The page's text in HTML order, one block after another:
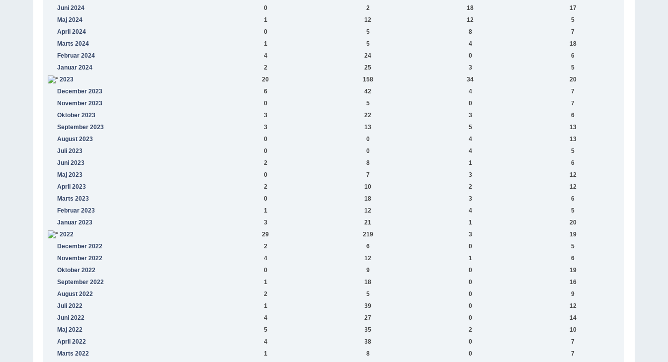
Juni 2024
0 2 18
17
Maj 2024
1 12 12
5
April 2024
0 5 8
7
Marts 2024
1 5 4
18
Februar 2024
4 24 0
6
Januar 2024
2 25 3
5
2023
20 158 34
20
December 2023
6 42 4
7
November 2023
0 5 0
7
Oktober 2023
3 22 3
6
September 2023
3 13 5
13
August 2023
0 0 4
13
Juli 2023
0 0 4
5
Juni 2023
2 8 1
6
Maj 2023
0 7 3
12
April 2023
2 10 2
12
Marts 2023
0 18 3
6
Februar 2023
1 12 4
5
Januar 2023
3 21 1
20
2022
29 219 3
19
December 2022
2 6 0
5
November 2022
4 12 1
6
Oktober 2022
0 9 0
19
September 2022
1 18 0
16
August 2022
2 5 0
9
Juli 2022
1 39 0
12
Juni 2022
4 27 0
14
Maj 2022
5 35 2
10
April 2022
4 38 0
7
Marts 2022
1 8 0
7